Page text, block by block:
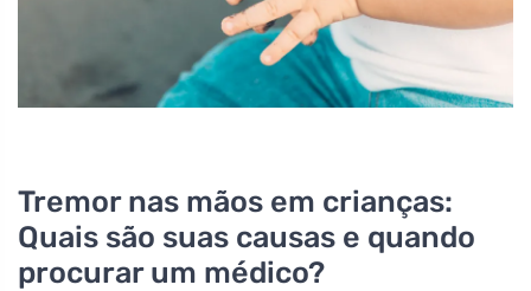
Tremor nas mãos em crianças:
Quais são suas causas e quando
procurar um médico?